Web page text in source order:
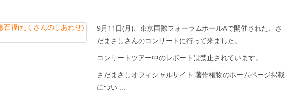
9月11日(月)、東京国際フォーラムホールAで開催された、さ
だまさしさんのコンサートに行って来ました。
コンサートツアー中のレポートは禁止されています。
さだまさしオフィシャルサイト 著作権物のホームページ掲載
につい ...